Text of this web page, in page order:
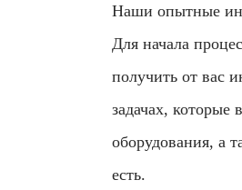
Наши опытные
Для начала
получить от вас
задачах,
оборудования, а
есть.